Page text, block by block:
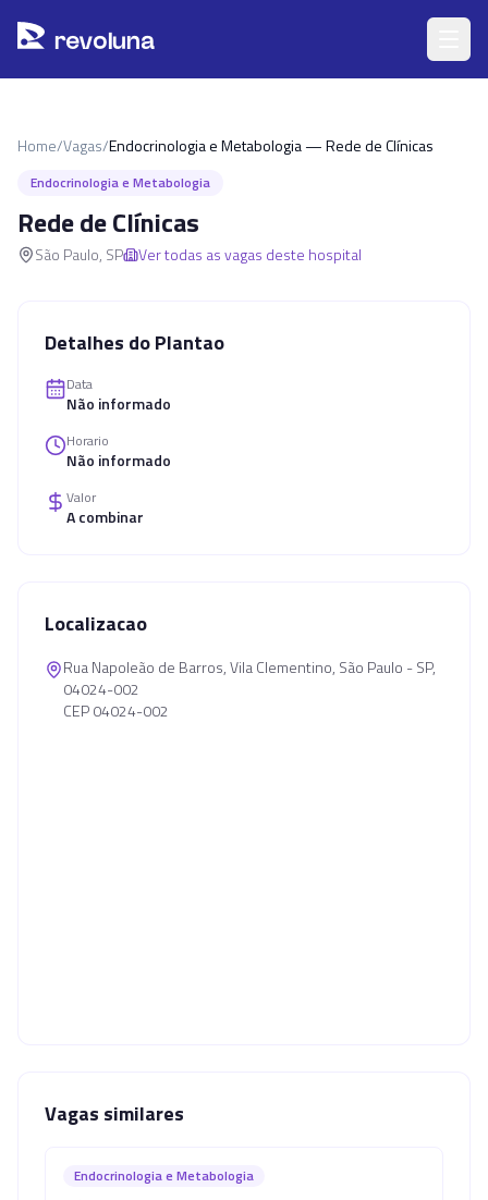
revoluna
Home/Vagas/Endocrinologia e Metabologia — Rede de Clínicas
Endocrinologia e Metabologia
Rede de Clínicas
São Paulo, SP Ver todas as vagas deste hospital
Detalhes do Plantao
Data
Não informado
Horario
Não informado
Valor
A combinar
Localizacao
Rua Napoleão de Barros, Vila Clementino, São Paulo - SP,
04024-002
CEP 04024-002
Vagas similares
Endocrinologia e Metabologia